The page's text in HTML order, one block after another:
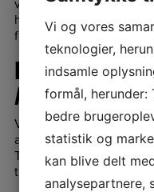
varen er brugt, bliver der
hvad varen som brugt
forbruger.
Ved køb af
andre løbende ydelser
Tigertræning ApS er
transaktioner på
Vi og vores
teknologier,
indsamle
formål, herunder:
bedre
statistik og
kan blive delt
analysepartnere,